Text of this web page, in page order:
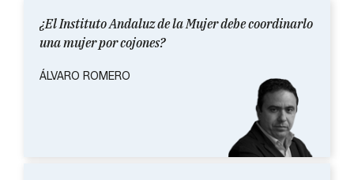
¿El Instituto Andaluz de la Mujer debe coordinarlo
una mujer por cojones?
ÁLVARO ROMERO